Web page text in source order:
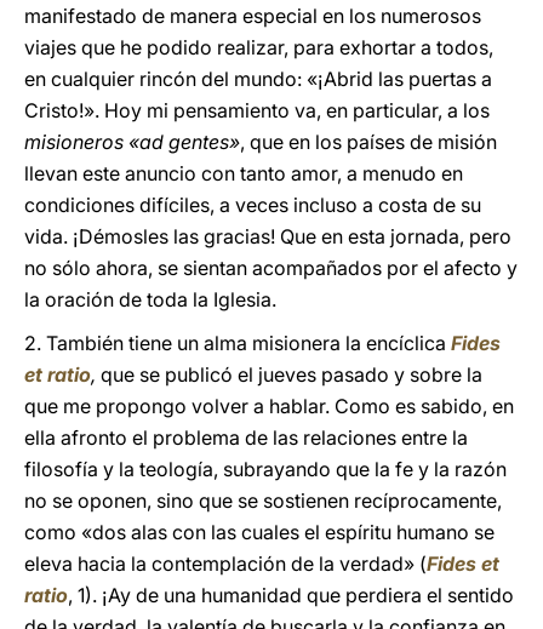
manifestado de manera especial en los numerosos
viajes que he podido realizar, para exhortar a todos,
en cualquier rincón del mundo: «¡Abrid las puertas a
Cristo!». Hoy mi pensamiento va, en particular, a los
misioneros «ad gentes», que en los países de misión
llevan este anuncio con tanto amor, a menudo en
condiciones difíciles, a veces incluso a costa de su
vida. ¡Démosles las gracias! Que en esta jornada, pero
no sólo ahora, se sientan acompañados por el afecto y
la oración de toda la Iglesia.
2. También tiene un alma misionera la encíclica Fides
et ratio, que se publicó el jueves pasado y sobre la
que me propongo volver a hablar. Como es sabido, en
ella afronto el problema de las relaciones entre la
filosofía y la teología, subrayando que la fe y la razón
no se oponen, sino que se sostienen recíprocamente,
como «dos alas con las cuales el espíritu humano se
eleva hacia la contemplación de la verdad» (Fides et
ratio, 1). ¡Ay de una humanidad que perdiera el sentido